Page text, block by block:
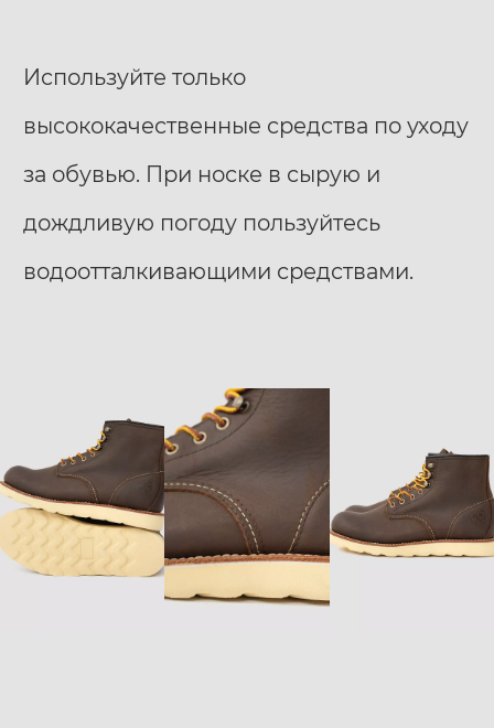
Используйте только
высококачественные средства по уходу
за обувью. При носке в сырую и
дождливую погоду пользуйтесь
водоотталкивающими средствами.